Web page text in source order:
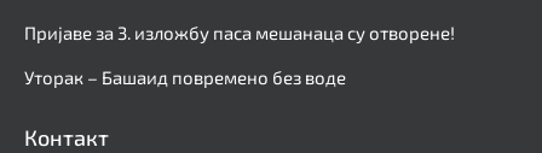
Пријаве за 3. изложбу паса мешанаца су отворене!
Уторак – Башаид повремено без воде
Контакт